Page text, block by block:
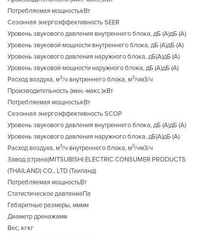
Потребляемая мощностькВт
Сезонная энергоэффективность SEER
Уровень звукового давления внутреннего блока, дБ (А)дБ (А)
Уровень звуковой мощности внутреннего блока, дБ (А)дБ (А)
Уровень звукового давления наружного блока, дБ(A)дБ (А)
Уровень звуковой мощности наружного блока, дБ (А)дБ (А)
Расход воздуха, м3/ч внутреннего блока, м3/чм3/ч
Производительность (мин.-макс.)кВт
Потребляемая мощностькВт
Сезонная энергоэффективность SCOP
Уровень звукового давления внутреннего блока, дБ (А)дБ (А)
Уровень звукового давления наружного блока, дБ(A)дБ (А)
Расход воздуха, м3/ч внутреннего блока, м3/чм3/ч
Завод (страна)MITSUBISHI ELECTRIC CONSUMER PRODUCTS
(THAILAND) CO., LTD (Таиланд)
Потребляемая мощностьВт
Статистическое давлениеПа
Габаритные размеры, мммм
Диаметр дренажамм
Вес, кгкг